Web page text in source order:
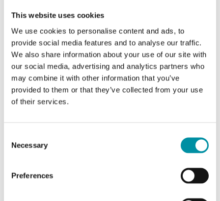
This website uses cookies
We use cookies to personalise content and ads, to
provide social media features and to analyse our traffic.
We also share information about your use of our site with
our social media, advertising and analytics partners who
may combine it with other information that you’ve
provided to them or that they’ve collected from your use
of their services.
Selection
Necessary
Preferences
SCOPRI DI PIÙ